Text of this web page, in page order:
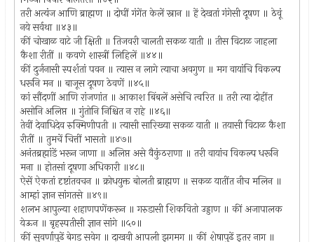
तरी अत्यंज आणि ब्राह्मण ॥ दोघीं गंगेंत केलें स्नान ॥ हें देखतां गंगेसी दूषण ॥ ठेवूं
नये सर्वथा ॥४३॥
कीं चोखाळ वाटे जी क्षिती ॥ तिजवरी चालती सकळ याती ॥ तीस विटाळ जाहला
कैशा रीतीं ॥ कवणे शास्त्रीं लिहिलें ॥४४॥
कीं दुर्जनासी स्पर्शतां पवन ॥ त्यास न लागे त्याचा अवगुण ॥ मग वायांचि विकल्प
धरूनि मन ॥ बाजूस दूषण ठेवणें ॥४५॥
कां सौंदणीं आणि रांजणांत ॥ आकाश बिंबलें असेचि त्वरित ॥ तरी त्या दोहींत
असोनि अलिप्त ॥ गुंतोनि निश्चित न राहे ॥४६॥
तेवीं देवाधिदेव रुक्मिणीपती ॥ त्यासी सारिख्या सकळ याती ॥ तयासी विटाळ कैशा
रीतीं ॥ तुमचें चित्तीं भासतो ॥४७॥
अनंतब्रह्मांडें भरून जाणा ॥ अलिप्त असे वैकुंठराणा ॥ तरी वायांच विकल्प धरूनि
मना ॥ होतसां दूषणा अधिकारी ॥४८॥
ऐसें ऐकतां दृष्टांतवचन ॥ क्रोधयुक्त बोलती ब्राह्मण ॥ सकळ यातींत नीच मलिन ॥
आम्हां ज्ञान सांगतसे ॥४९॥
शलभ आपुल्या शहाणपणेंकरून ॥ गरुडासी शिकवितो उड्डाण ॥ कीं अजापालक
येऊन ॥ बृहस्पतीसी ज्ञान सांगे ॥५०॥
कीं सुवर्णापुढें बेगड सवेग ॥ दाखवी आपली झगमग ॥ कीं शेषापुढें इतर नाग ॥